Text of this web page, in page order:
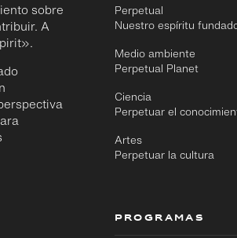
sobre
A
Perpetual
Nuestro espíritu
Medio ambiente
Perpetual Planet
Ciencia
Perpetuar el
Artes
Perpetuar la cultura
PROGRAMAS